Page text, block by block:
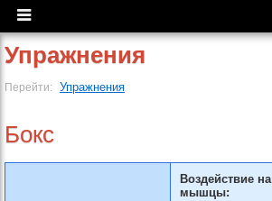
Упражнения
Перейти: Упражнения
Бокс
Воздействие на
мышцы: